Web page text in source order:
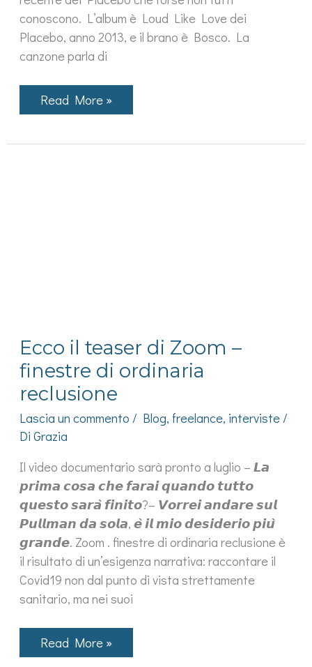
conoscono. L’album è Loud Like Love dei
Placebo, anno 2013, e il brano è Bosco. La
canzone parla di
Bosco
dei
la
Read More »
Ecco il teaser di Zoom –
finestre di ordinaria
reclusione
Lascia un commento / Blog, freelance, interviste/
DiGrazia
Il video documentario sarà pronto a luglio – 𝙇𝙖
𝙥𝙧𝙞𝙢𝙖 𝙘𝙤𝙨𝙖 𝙘𝙝𝙚 𝙛𝙖𝙧𝙖𝙞 𝙦𝙪𝙖𝙣𝙙𝙤 𝙩𝙪𝙩𝙩𝙤
𝙦𝙪𝙚𝙨𝙩𝙤 𝙨𝙖𝙧𝙖̀ 𝙛𝙞𝙣𝙞𝙩𝙤?– 𝙑𝙤𝙧𝙧𝙚𝙞 𝙖𝙣𝙙𝙖𝙧𝙚 𝙨𝙪𝙡
𝙋𝙪𝙡𝙡𝙢𝙖𝙣 𝙙𝙖 𝙨𝙤𝙡𝙖, 𝙚̀ 𝙞𝙡 𝙢𝙞𝙤 𝙙𝙚𝙨𝙞𝙙𝙚𝙧𝙞𝙤 𝙥𝙞𝙪̀
𝙜𝙧𝙖𝙣𝙙𝙚. Zoom . finestre di ordinaria reclusione è
il risultato di un’esigenza narrativa: raccontare il
Covid19 non dal punto di vista strettamente
sanitario, ma nei suoi
Ecco
il
Read More »